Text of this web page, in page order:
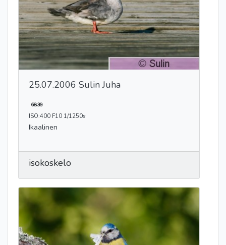
25.07.2006 Sulin Juha
6839
ISO:400 F10 1/1250s
Ikaalinen
isokoskelo